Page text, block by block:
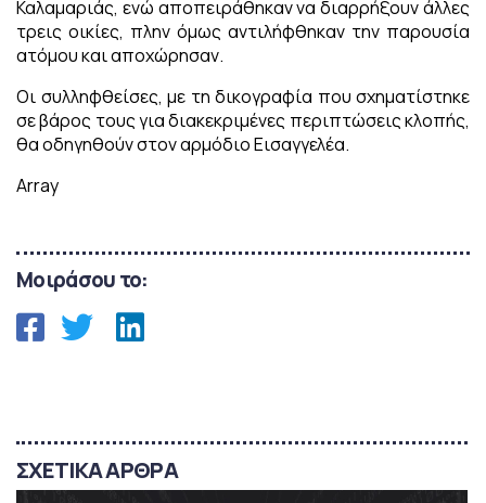
Καλαμαριάς, ενώ αποπειράθηκαν να διαρρήξουν άλλες
τρεις οικίες, πλην όμως αντιλήφθηκαν την παρουσία
ατόμου και αποχώρησαν.
Οι συλληφθείσες, με τη δικογραφία που σχηματίστηκε
σε βάρος τους για διακεκριμένες περιπτώσεις κλοπής,
θα οδηγηθούν στον αρμόδιο Εισαγγελέα.
Array
Μοιράσου το:
ΣΧΕΤΙΚΑ ΑΡΘΡΑ